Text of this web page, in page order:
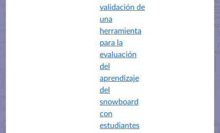
validación de
una
herramienta
para la
evaluación
del
aprendizaje
del
snowboard
con
estudiantes